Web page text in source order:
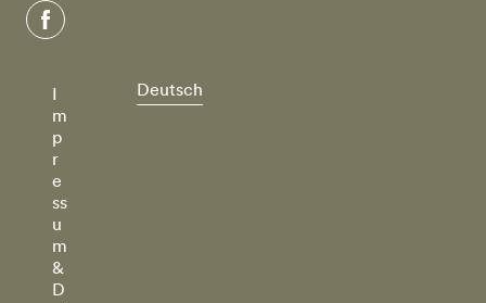
facebook
I
m
p
r
e
ss
u
m
&
D
Deutsch